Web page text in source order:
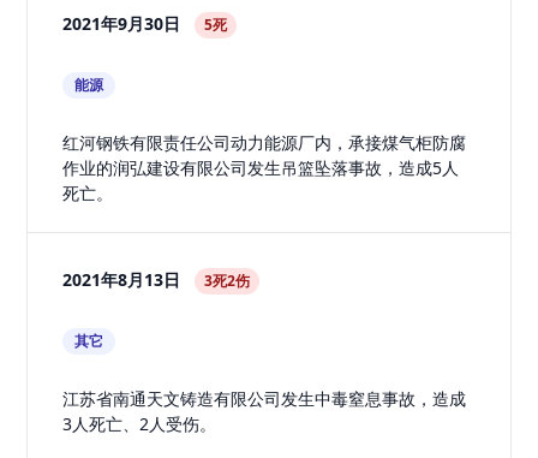
2021年9月30日 5死
能源
红河钢铁有限责任公司动力能源厂内，承接煤气柜防腐
作业的润弘建设有限公司发生吊篮坠落事故，造成5人
死亡。
2021年8月13日 3死2伤
其它
江苏省南通天文铸造有限公司发生中毒窒息事故，造成
3人死亡、2人受伤。